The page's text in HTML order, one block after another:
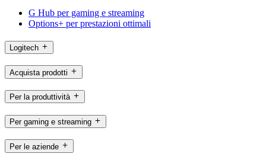
G Hub per gaming e streaming
Options+ per prestazioni ottimali
Logitech
Acquista prodotti
Per la produttività
Per gaming e streaming
Per le aziende